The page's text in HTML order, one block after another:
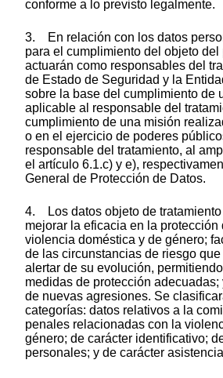
conforme a lo previsto legalmente.
3. En relación con los datos
para el cumplimiento del objeto
actuarán como responsables del
de Estado de Seguridad y la
sobre la base del cumplimiento de
aplicable al responsable del
cumplimiento de una misión
o en el ejercicio de poderes
responsable del tratamiento, al
el artículo 6.1.c) y e),
General de Protección de Datos.
4. Los datos objeto de tratamiento
mejorar la eficacia en la protección
violencia doméstica y de género;
de las circunstancias de riesgo
alertar de su evolución,
medidas de protección
de nuevas agresiones. Se
categorías: datos relativos a la
penales relacionadas con la
género; de carácter identificativo;
personales; y de carácter